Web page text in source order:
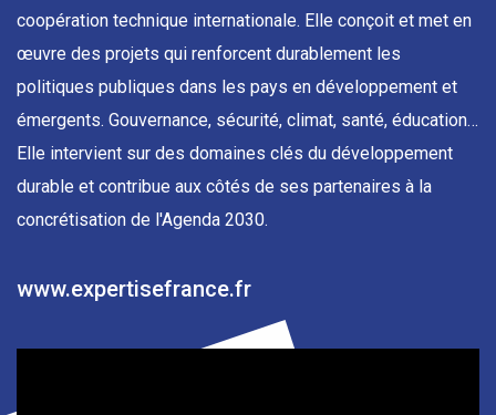
coopération technique internationale. Elle conçoit et met en
œuvre des projets qui renforcent durablement les
politiques publiques dans les pays en développement et
émergents. Gouvernance, sécurité, climat, santé, éducation…
Elle intervient sur des domaines clés du développement
durable et contribue aux côtés de ses partenaires à la
concrétisation de l'Agenda 2030.
www.expertisefrance.fr